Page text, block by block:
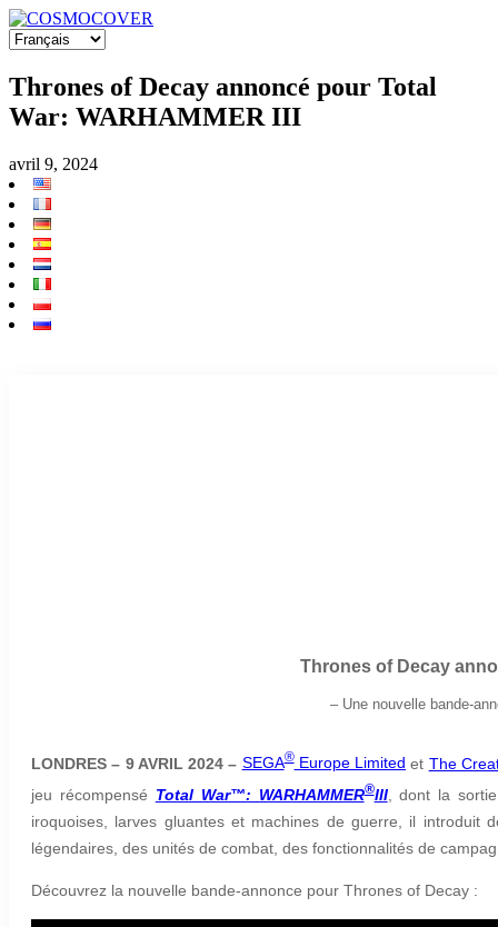
Thrones of Decay annoncé pour Total
War: WARHAMMER III
avril 9, 2024
Thrones of Decay
– Une nouvelle bande-
LONDRES – 9 AVRIL 2024 – SEGA®Europe Limited et The
jeu récompensé Total War™: WARHAMMER®III, dont la
iroquoises, larves gluantes et machines de guerre, il introduit
légendaires, des unités de combat, des fonctionnalités de
Découvrez la nouvelle bande-annonce pour Thrones of Decay :